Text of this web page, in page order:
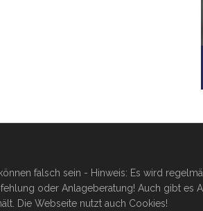
falsch sein - Hinweis: Es wird
oder Anlageberatung! Auch gibt es
Die Webseite nutzt auch Cookies!